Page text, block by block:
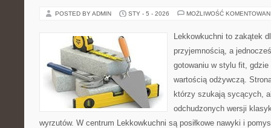
POSTED BY ADMIN STY - 5 - 2026 MOŻLIWOŚĆ
Lekkowkuchni to zakątek
przyjemnością, a
gotowaniu w stylu fit,
wartością odżywczą.
którzy szukają sycących,
odchudzonych wersji
wyrzutów. W centrum Lekkowkuchni są posiłkowe nawyki i